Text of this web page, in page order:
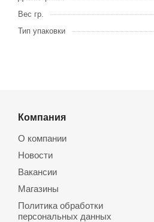
Вес гр.
Тип упаковки
Компания
О компании
Новости
Вакансии
Магазины
Политика обработки
персональных данных